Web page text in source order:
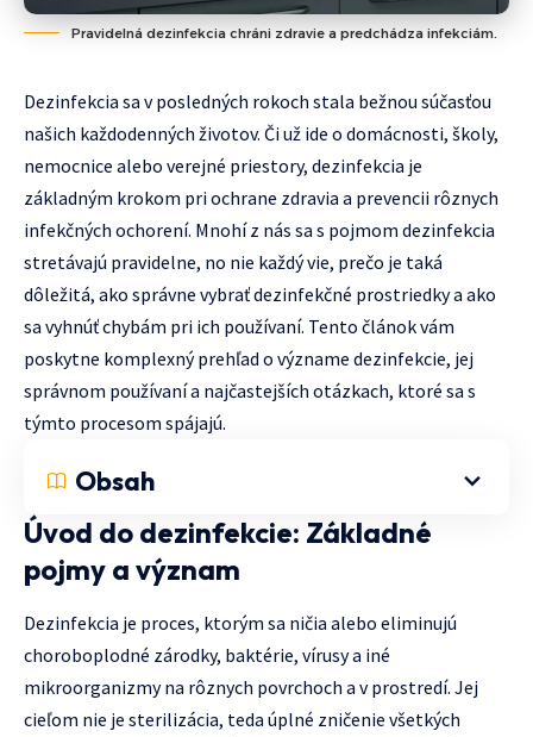
Pravidelná dezinfekcia chráni zdravie a predchádza infekciám.
Dezinfekcia sa v posledných rokoch stala bežnou súčasťou
našich každodenných životov. Či už ide o domácnosti, školy,
nemocnice alebo verejné priestory, dezinfekcia je
základným krokom pri ochrane zdravia a prevencii rôznych
infekčných ochorení. Mnohí z nás sa s pojmom dezinfekcia
stretávajú pravidelne, no nie každý vie, prečo je taká
dôležitá, ako správne vybrať dezinfekčné prostriedky a ako
sa vyhnúť chybám pri ich používaní. Tento článok vám
poskytne komplexný prehľad o význame dezinfekcie, jej
správnom používaní a najčastejších otázkach, ktoré sa s
týmto procesom spájajú.
Obsah
Úvod do dezinfekcie: Základné
pojmy a význam
Dezinfekcia je proces, ktorým sa ničia alebo eliminujú
choroboplodné zárodky, baktérie, vírusy a iné
mikroorganizmy na rôznych povrchoch a v prostredí. Jej
cieľom nie je sterilizácia, teda úplné zničenie všetkých